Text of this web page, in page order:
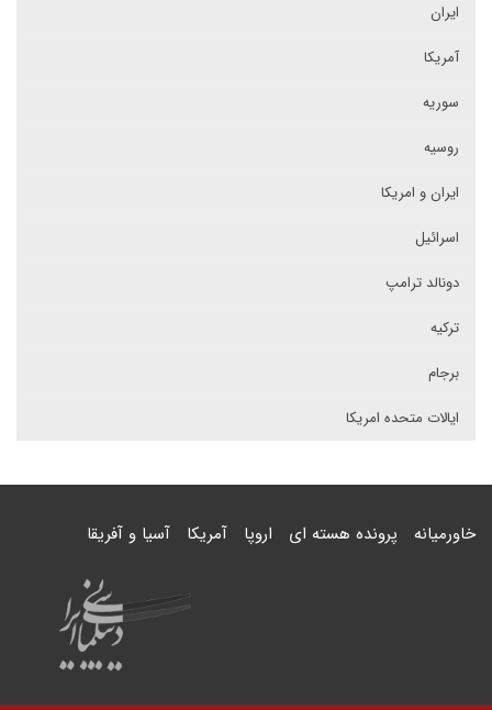
ایران
آمریکا
سوریه
روسیه
ایران و امریکا
اسرائیل
دونالد ترامپ
ترکیه
برجام
ایالات متحده امریکا
خاورمیانه پرونده هسته ای اروپا آمریکا آسیا و آفریقا